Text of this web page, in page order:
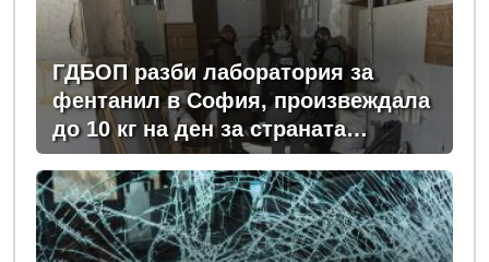
ГДБОП разби лаборатория за
фентанил в София, произвеждала
до 10 кг на ден за страната
(снимки)